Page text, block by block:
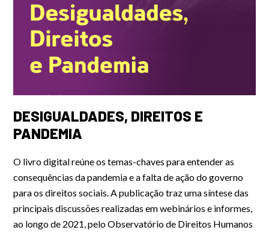
DESIGUALDADES, DIREITOS E
PANDEMIA
O livro digital reúne os temas-chaves para entender as
consequências da pandemia e a falta de ação do governo
para os direitos sociais. A publicação traz uma síntese das
principais discussões realizadas em webinários e informes,
ao longo de 2021, pelo Observatório de Direitos Humanos